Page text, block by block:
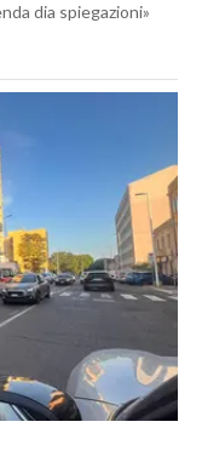
dia spiegazioni»